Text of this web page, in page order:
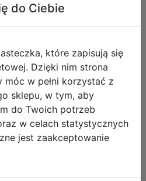
zł
zdjęć
do Ciebie
które zapisują się
Dzięki nim strona
móc w pełni korzystać z
sklepu, w tym, aby
do Twoich potrzeb
w celach statystycznych
jest zaakceptowanie